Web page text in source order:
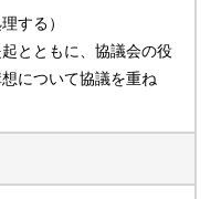
する）
とともに、協議会の役
について協議を重ね